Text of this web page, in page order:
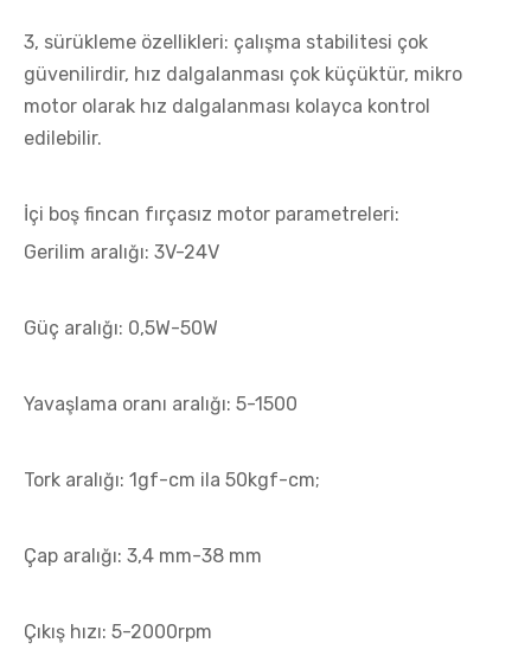
3, sürükleme özellikleri: çalışma stabilitesi çok
güvenilirdir, hız dalgalanması çok küçüktür, mikro
motor olarak hız dalgalanması kolayca kontrol
edilebilir.
İçi boş fincan fırçasız motor parametreleri:
Gerilim aralığı: 3V-24V
Güç aralığı: 0,5W-50W
Yavaşlama oranı aralığı: 5-1500
Tork aralığı: 1gf-cm ila 50kgf-cm;
Çap aralığı: 3,4 mm-38 mm
Çıkış hızı: 5-2000rpm